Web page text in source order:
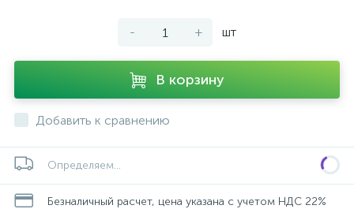
- + шт
В корзину
Добавить к сравнению
Определяем...
Безналичный расчет, цена указана с учетом НДС 22%